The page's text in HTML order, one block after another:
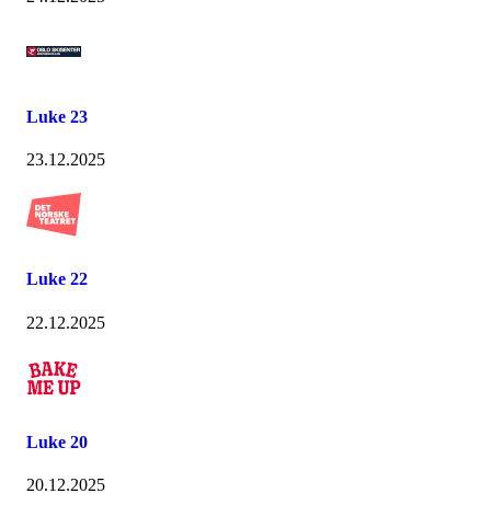
Luke 23
23.12.2025
Luke 22
22.12.2025
Luke 20
20.12.2025